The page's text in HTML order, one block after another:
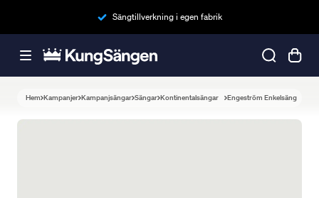
Sängtillverkning i egen fabrik
Hem Kampanjer Kampanjsängar Sängar Kontinentalsängar Engeström Enkelsäng